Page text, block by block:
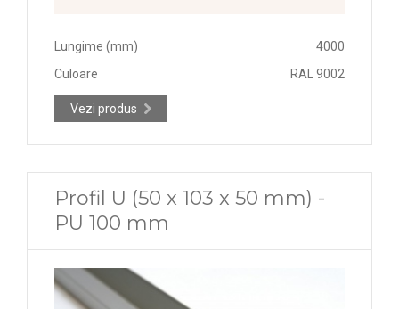
Lungime (mm)
4000
Culoare
RAL 9002
Vezi produs
Profil U (50 x 103 x 50 mm) -
PU 100 mm